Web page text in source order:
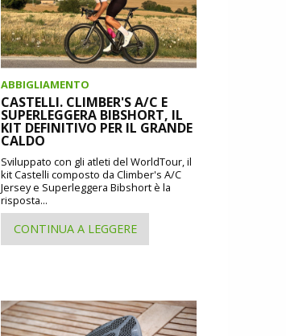
ABBIGLIAMENTO
CASTELLI. CLIMBER'S A/C E
SUPERLEGGERA BIBSHORT, IL
KIT DEFINITIVO PER IL GRANDE
CALDO
Sviluppato con gli atleti del WorldTour, il
kit Castelli composto da Climber's A/C
Jersey e Superleggera Bibshort è la
risposta...
CONTINUA A LEGGERE